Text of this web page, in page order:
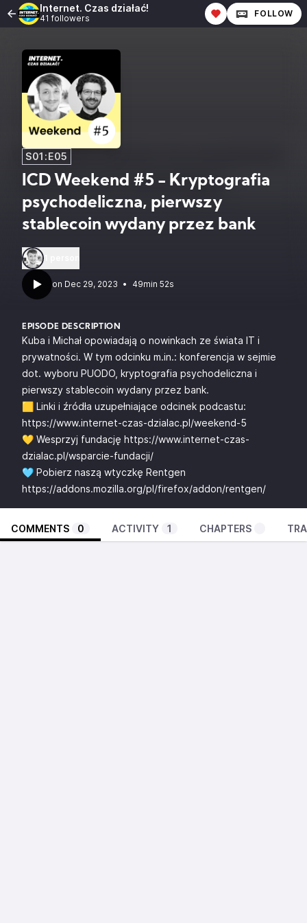
Internet. Czas działać!
41 followers FOLLOW
S01:E05
ICD Weekend #5 - Kryptografia
psychodeliczna, pierwszy
stablecoin wydany przez bank
• 49min 52s
EPISODE DESCRIPTION
Kuba i Michał opowiadają o nowinkach ze świata IT i
prywatności. W tym odcinku m.in.: konferencja w sejmie
dot. wyboru PUODO, kryptografia psychodeliczna i
pierwszy stablecoin wydany przez bank.
🟨 Linki i źródła uzupełniające odcinek podcastu:
https://www.internet-czas-dzialac.pl/weekend-5
💛 Wesprzyj fundację https://www.internet-czas-
dzialac.pl/wsparcie-fundacji/
🩵 Pobierz naszą wtyczkę Rentgen
https://addons.mozilla.org/pl/firefox/addon/rentgen/
COMMENTS 0 ACTIVITY 1 CHAPTERS